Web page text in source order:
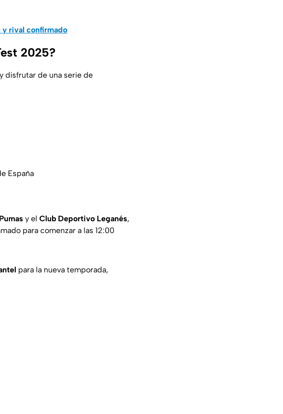
y rival confirmado
2025?
disfrutar de una serie de
España
Pumas y el Club Deportivo Leganés,
para comenzar a las 12:00
para la nueva temporada,